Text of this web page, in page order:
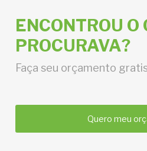
ENCONTROU O
PROCURAVA?
Faça seu orçamento
Quero meu